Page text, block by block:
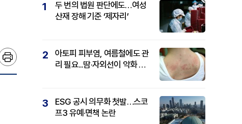
1
두 번의 법원 판단에도…여성
산재 장해 기준 ‘제자리’
2
아토피 피부염, 여름철에도 관
리 필요...땀·자외선이 악화 요
3
ESG 공시 의무화 첫발…스코
프3 유예·면책 논란